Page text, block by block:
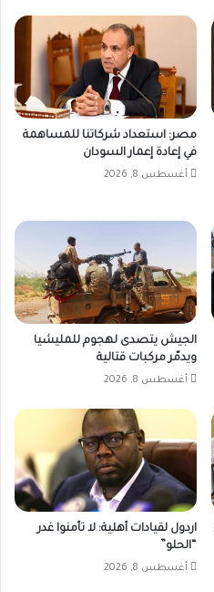
مصر: استعداد شركاتنا للمساهمة
في إعادة إعمار السودان
أغسطس 8, 2026
الجيش يتصدى لهجوم للمليشيا
ويدمّر مركبات قتالية
أغسطس 8, 2026
اردول لقيادات أهلية: لا تأمنوا غدر
“الحلو”
أغسطس 8, 2026